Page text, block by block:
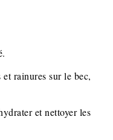
rainures sur le bec,
et nettoyer les